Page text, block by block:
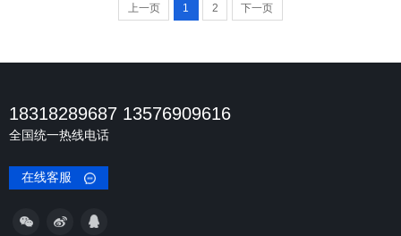
上一页 1 2 下一页
18318289687 13576909616
全国统一热线电话
在线客服